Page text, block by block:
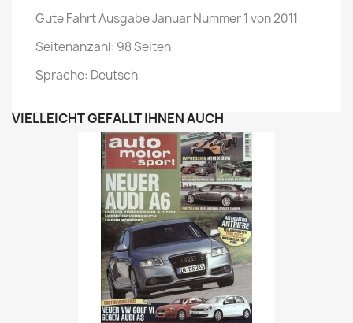
Gute Fahrt Ausgabe Januar Nummer 1 von 2011
Seitenanzahl: 98 Seiten
Sprache: Deutsch
VIELLEICHT GEFÄLLT IHNEN AUCH